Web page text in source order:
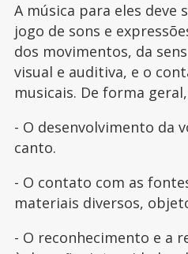
A música para eles deve
jogo de sons e
dos movimentos, da
visual e auditiva, e o
musicais. De forma
- O desenvolvimento da
canto.
- O contato com as
materiais diversos,
- O reconhecimento e a